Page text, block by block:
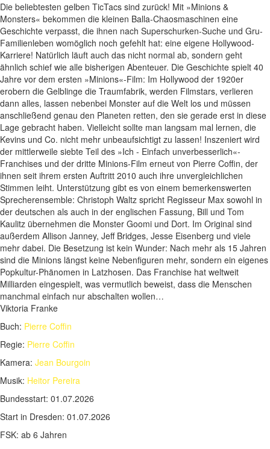
Die beliebtesten gelben TicTacs sind zurück! Mit »Minions &
Monsters« bekommen die kleinen Balla-Chaosmaschinen eine
Geschichte verpasst, die ihnen nach Superschurken-Suche und Gru-
Familienleben womöglich noch gefehlt hat: eine eigene Hollywood-
Karriere! Natürlich läuft auch das nicht normal ab, sondern geht
ähnlich schief wie alle bisherigen Abenteuer. Die Geschichte spielt 40
Jahre vor dem ersten »Minions«-Film: Im Hollywood der 1920er
erobern die Gelblinge die Traumfabrik, werden Filmstars, verlieren
dann alles, lassen nebenbei Monster auf die Welt los und müssen
anschließend genau den Planeten retten, den sie gerade erst in diese
Lage gebracht haben. Vielleicht sollte man langsam mal lernen, die
Kevins und Co. nicht mehr unbeaufsichtigt zu lassen! Inszeniert wird
der mittlerweile siebte Teil des »Ich - Einfach unverbesserlich«-
Franchises und der dritte Minions-Film erneut von Pierre Coffin, der
ihnen seit ihrem ersten Auftritt 2010 auch ihre unvergleichlichen
Stimmen leiht. Unterstützung gibt es von einem bemerkenswerten
Sprecherensemble: Christoph Waltz spricht Regisseur Max sowohl in
der deutschen als auch in der englischen Fassung, Bill und Tom
Kaulitz übernehmen die Monster Goomi und Dort. Im Original sind
außerdem Allison Janney, Jeff Bridges, Jesse Eisenberg und viele
mehr dabei. Die Besetzung ist kein Wunder: Nach mehr als 15 Jahren
sind die Minions längst keine Nebenfiguren mehr, sondern ein eigenes
Popkultur-Phänomen in Latzhosen. Das Franchise hat weltweit
Milliarden eingespielt, was vermutlich beweist, dass die Menschen
manchmal einfach nur abschalten wollen…
Viktoria Franke
Buch: Pierre Coffin
Regie: Pierre Coffin
Kamera: Jean Bourgoin
Musik: Heitor Pereira
Bundesstart: 01.07.2026
Start in Dresden: 01.07.2026
FSK: ab 6 Jahren